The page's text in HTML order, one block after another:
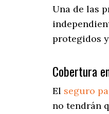
Una de las
protegidos
Cobertura
El seguro
no tendrán